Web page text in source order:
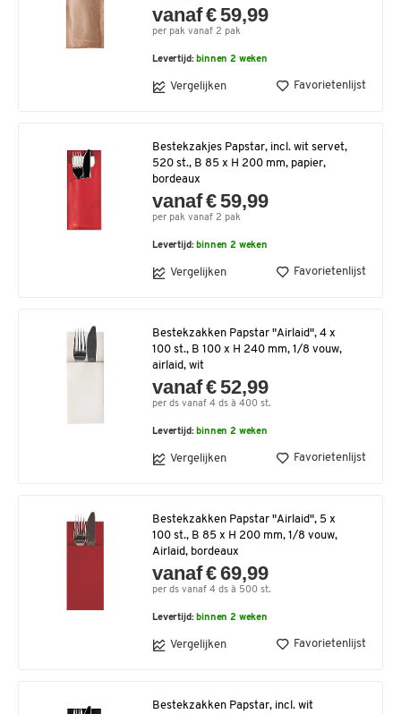
vanaf € 59,99
per pak vanaf 2 pak
Levertijd: binnen 2 weken
Vergelijken Favorietenlijst
Bestekzakjes Papstar, incl. wit servet,
520 st., B 85 x H 200 mm, papier,
bordeaux
vanaf € 59,99
per pak vanaf 2 pak
Levertijd: binnen 2 weken
Vergelijken Favorietenlijst
Bestekzakken Papstar "Airlaid", 4 x
100 st., B 100 x H 240 mm, 1/8 vouw,
airlaid, wit
vanaf € 52,99
per ds vanaf 4 ds à 400 st.
Levertijd: binnen 2 weken
Vergelijken Favorietenlijst
Bestekzakken Papstar "Airlaid", 5 x
100 st., B 85 x H 200 mm, 1/8 vouw,
Airlaid, bordeaux
vanaf € 69,99
per ds vanaf 4 ds à 500 st.
Levertijd: binnen 2 weken
Vergelijken Favorietenlijst
Bestekzakken Papstar, incl. wit